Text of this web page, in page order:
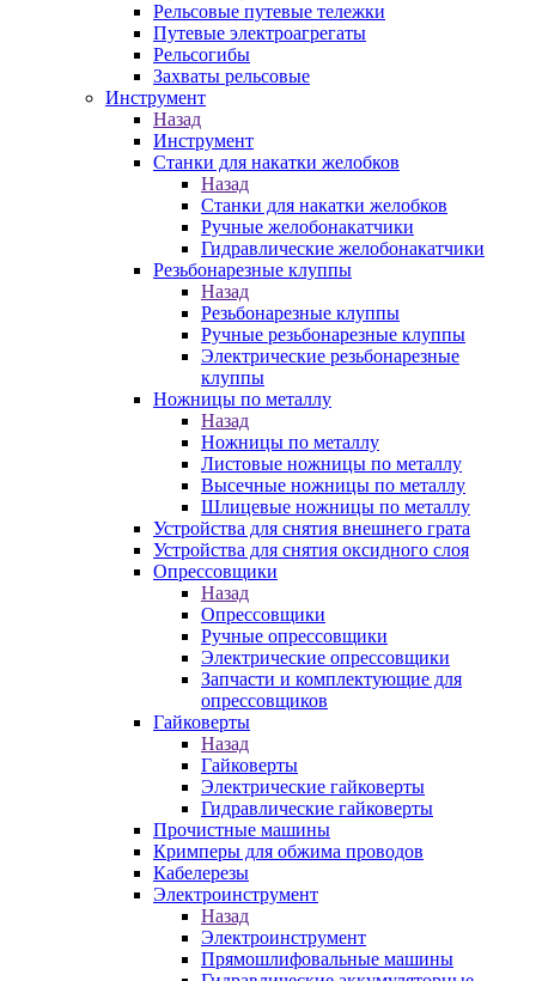
Рельсовые путевые тележки
Путевые электроагрегаты
Рельсогибы
Захваты рельсовые
Инструмент
Назад
Инструмент
Станки для накатки желобков
Назад
Станки для накатки желобков
Ручные желобонакатчики
Гидравлические желобонакатчики
Резьбонарезные клуппы
Назад
Резьбонарезные клуппы
Ручные резьбонарезные клуппы
Электрические резьбонарезные
клуппы
Ножницы по металлу
Назад
Ножницы по металлу
Листовые ножницы по металлу
Высечные ножницы по металлу
Шлицевые ножницы по металлу
Устройства для снятия внешнего грата
Устройства для снятия оксидного слоя
Опрессовщики
Назад
Опрессовщики
Ручные опрессовщики
Электрические опрессовщики
Запчасти и комплектующие для
опрессовщиков
Гайковерты
Назад
Гайковерты
Электрические гайковерты
Гидравлические гайковерты
Прочистные машины
Кримперы для обжима проводов
Кабелерезы
Электроинструмент
Назад
Электроинструмент
Прямошлифовальные машины